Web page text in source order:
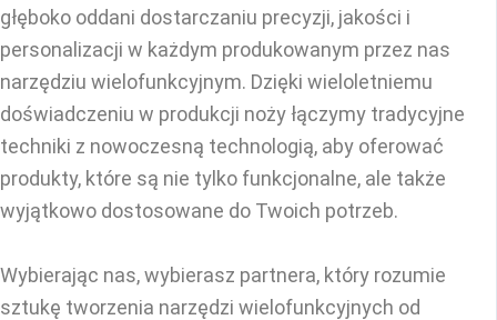
głęboko oddani dostarczaniu precyzji, jakości i
personalizacji w każdym produkowanym przez nas
narzędziu wielofunkcyjnym. Dzięki wieloletniemu
doświadczeniu w produkcji noży łączymy tradycyjne
techniki z nowoczesną technologią, aby oferować
produkty, które są nie tylko funkcjonalne, ale także
wyjątkowo dostosowane do Twoich potrzeb.
Wybierając nas, wybierasz partnera, który rozumie
sztukę tworzenia narzędzi wielofunkcyjnych od